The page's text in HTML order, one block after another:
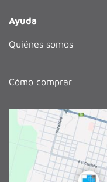
Ayuda
Quiénes somos
Cómo comprar